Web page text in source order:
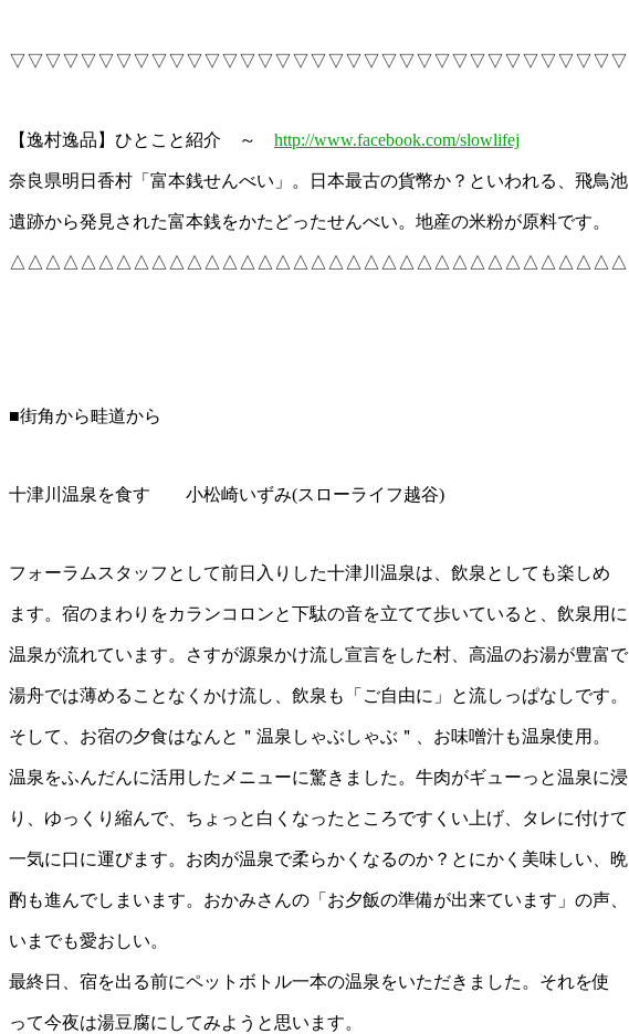
▽▽▽▽▽▽▽▽▽▽▽▽▽▽▽▽▽▽▽▽▽▽▽▽▽▽▽▽▽▽▽▽▽▽▽
【逸村逸品】ひとこと紹介 ～ http://www.facebook.com/slowlifej
奈良県明日香村「富本銭せんべい」。日本最古の貨幣か？といわれる、飛鳥池
遺跡から発見された富本銭をかたどったせんべい。地産の米粉が原料です。
△△△△△△△△△△△△△△△△△△△△△△△△△△△△△△△△△△△
■街角から畦道から
十津川温泉を食す 小松崎いずみ(スローライフ越谷)
フォーラムスタッフとして前日入りした十津川温泉は、飲泉としても楽しめ
ます。宿のまわりをカランコロンと下駄の音を立てて歩いていると、飲泉用に
温泉が流れています。さすが源泉かけ流し宣言をした村、高温のお湯が豊富で
湯舟では薄めることなくかけ流し、飲泉も「ご自由に」と流しっぱなしです。
そして、お宿の夕食はなんと＂温泉しゃぶしゃぶ＂、お味噌汁も温泉使用。
温泉をふんだんに活用したメニューに驚きました。牛肉がギューっと温泉に浸
り、ゆっくり縮んで、ちょっと白くなったところですくい上げ、タレに付けて
一気に口に運びます。お肉が温泉で柔らかくなるのか？とにかく美味しい、晩
酌も進んでしまいます。おかみさんの「お夕飯の準備が出来ています」の声、
いまでも愛おしい。
最終日、宿を出る前にペットボトル一本の温泉をいただきました。それを使
って今夜は湯豆腐にしてみようと思います。